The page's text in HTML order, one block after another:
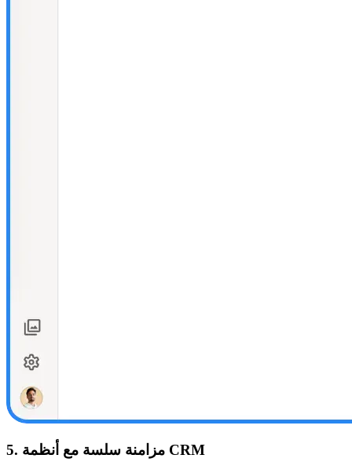
5. مزامنة سلسة مع أنظمة CRM